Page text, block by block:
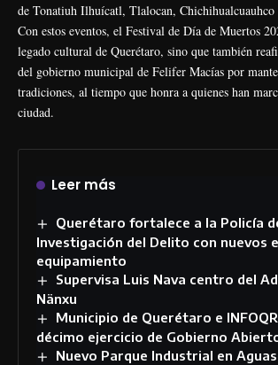
de Tonatiuh Ilhuícatl, Tlalocan,
Con estos eventos, el Festival de Día de Muertos
legado cultural de Querétaro, sino que también
del gobierno municipal de Felifer Macías por
tradiciones, al tiempo que honra a quienes han
ciudad.
Leer más
Querétaro fortalece a la Policía
Investigación del Delito con nuevos
equipamiento
Supervisa Luis Nava centro del
Nänxu
Municipio de Querétaro e
décimo ejercicio de Gobierno
Nuevo Parque Industrial en